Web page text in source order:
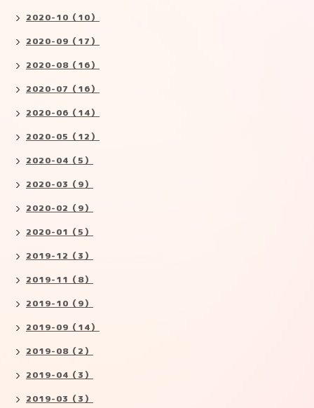
2020-10（10）
2020-09（17）
2020-08（16）
2020-07（16）
2020-06（14）
2020-05（12）
2020-04（5）
2020-03（9）
2020-02（9）
2020-01（5）
2019-12（3）
2019-11（8）
2019-10（9）
2019-09（14）
2019-08（2）
2019-04（3）
2019-03（3）